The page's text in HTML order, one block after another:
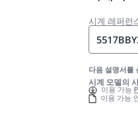
시계 레퍼런
다음 설명서를
시계 모델의
이용 가능
이용 가능